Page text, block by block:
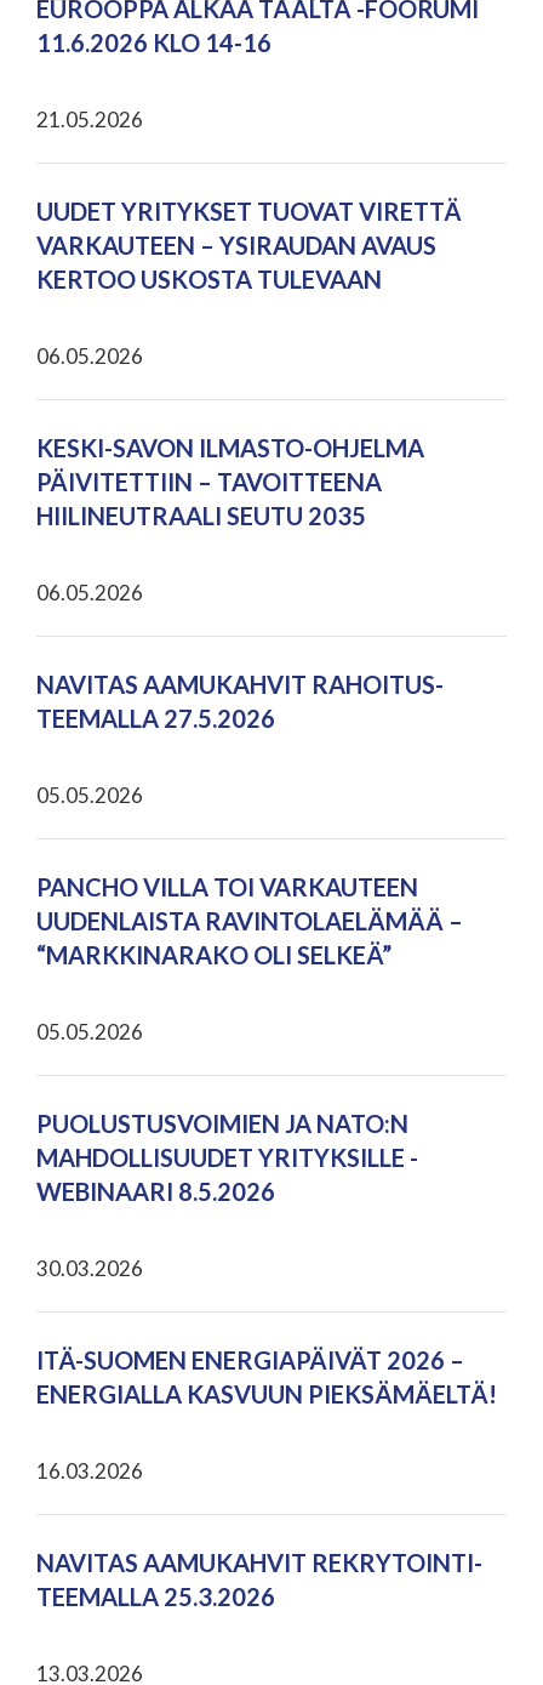
EUROOPPA ALKAA TÄÄLTÄ -FOORUMI
11.6.2026 KLO 14-16
21.05.2026
UUDET YRITYKSET TUOVAT VIRETTÄ
VARKAUTEEN – YSIRAUDAN AVAUS
KERTOO USKOSTA TULEVAAN
06.05.2026
KESKI-SAVON ILMASTO-OHJELMA
PÄIVITETTIIN – TAVOITTEENA
HIILINEUTRAALI SEUTU 2035
06.05.2026
NAVITAS AAMUKAHVIT RAHOITUS-
TEEMALLA 27.5.2026
05.05.2026
PANCHO VILLA TOI VARKAUTEEN
UUDENLAISTA RAVINTOLAELÄMÄÄ –
“MARKKINARAKO OLI SELKEÄ”
05.05.2026
PUOLUSTUSVOIMIEN JA NATO:N
MAHDOLLISUUDET YRITYKSILLE -
WEBINAARI 8.5.2026
30.03.2026
ITÄ-SUOMEN ENERGIAPÄIVÄT 2026 –
ENERGIALLA KASVUUN PIEKSÄMÄELTÄ!
16.03.2026
NAVITAS AAMUKAHVIT REKRYTOINTI-
TEEMALLA 25.3.2026
13.03.2026